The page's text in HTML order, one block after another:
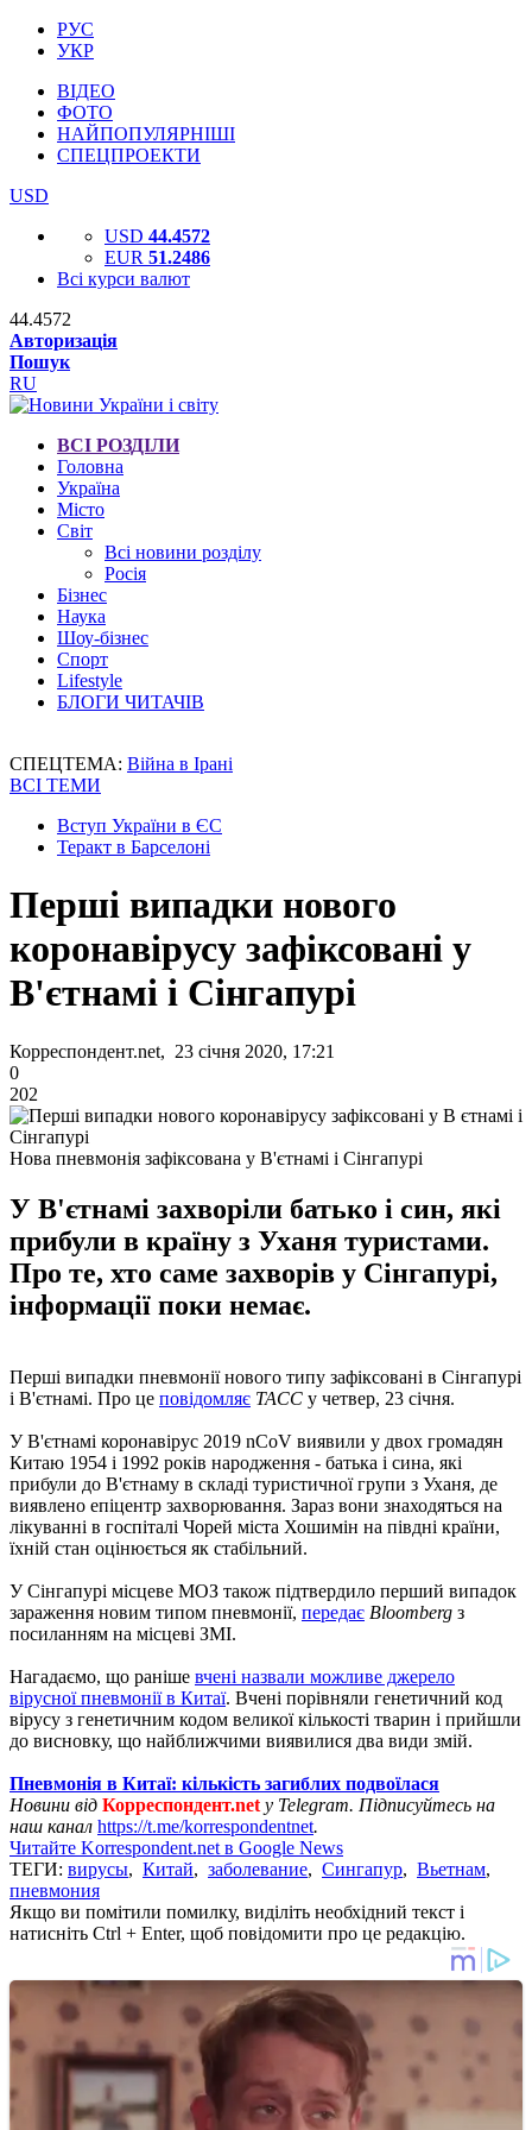
РУС
УКР
ВІДЕО
ФОТО
НАЙПОПУЛЯРНІШІ
СПЕЦПРОЕКТИ
USD
USD 44.4572
EUR 51.2486
Всі курси валют
44.4572
Авторизація
Пошук
RU
ВСІ РОЗДІЛИ
Головна
Україна
Місто
Світ
Всі новини розділу
Росія
Бізнес
Наука
Шоу-бізнес
Спорт
Lifestyle
БЛОГИ ЧИТАЧІВ
СПЕЦТЕМА: Війна в Ірані
ВСІ ТЕМИ
Вступ України в ЄС
Теракт в Барселоні
Перші випадки нового
коронавірусу зафіксовані у
В'єтнамі і Сінгапурі
Корреспондент.net, 23 січня 2020, 17:21
0
202
Нова пневмонія зафіксована у В'єтнамі і Сінгапурі
У В'єтнамі захворіли батько і син, які
прибули в країну з Уханя туристами.
Про те, хто саме захворів у Сінгапурі,
інформації поки немає.
Перші випадки пневмонії нового типу зафіксовані в Сінгапурі
і В'єтнамі. Про це повідомляє ТАСС у четвер, 23 січня.
У В'єтнамі коронавірус 2019 nCoV виявили у двох громадян
Китаю 1954 і 1992 років народження - батька і сина, які
прибули до В'єтнаму в складі туристичної групи з Уханя, де
виявлено епіцентр захворювання. Зараз вони знаходяться на
лікуванні в госпіталі Чорей міста Хошимін на півдні країни,
їхній стан оцінюється як стабільний.
У Сінгапурі місцеве МОЗ також підтвердило перший випадок
зараження новим типом пневмонії, передає Bloomberg з
посиланням на місцеві ЗМІ.
Нагадаємо, що раніше вчені назвали можливе джерело
вірусної пневмонії в Китаї. Вчені порівняли генетичний код
вірусу з генетичним кодом великої кількості тварин і прийшли
до висновку, що найближчими виявилися два види змій.
Пневмонія в Китаї: кількість загиблих подвоїлася
Новини від Корреспондент.net у Telegram. Підписуйтесь на
наш канал https://t.me/korrespondentnet.
Читайте Korrespondent.net в Google News
ТЕГИ: вирусы, Китай, заболевание, Сингапур, Вьетнам,
пневмония
Якщо ви помітили помилку, виділіть необхідний текст і
натисніть Ctrl + Enter, щоб повідомити про це редакцію.